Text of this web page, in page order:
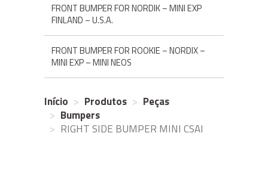
FRONT BUMPER FOR NORDIK – MINI EXP
FINLAND – U.S.A.
FRONT BUMPER FOR ROOKIE – NORDIX –
MINI EXP – MINI NEOS
Início Produtos
Peças
Bumpers
RIGHT SIDE BUMPER MINI CSAI